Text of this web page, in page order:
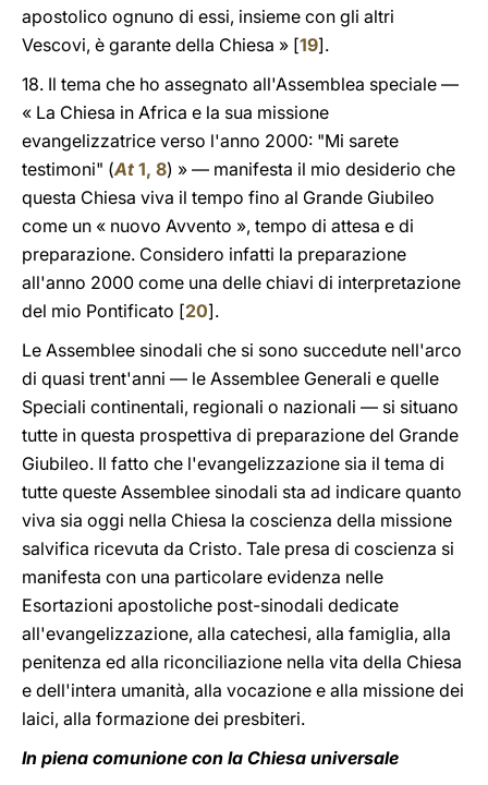
apostolico ognuno di essi, insieme con gli altri
Vescovi, è garante della Chiesa » [19].
18. Il tema che ho assegnato all'Assemblea speciale —
« La Chiesa in Africa e la sua missione
evangelizzatrice verso l'anno 2000: "Mi sarete
testimoni" (At 1, 8) » — manifesta il mio desiderio che
questa Chiesa viva il tempo fino al Grande Giubileo
come un « nuovo Avvento », tempo di attesa e di
preparazione. Considero infatti la preparazione
all'anno 2000 come una delle chiavi di interpretazione
del mio Pontificato [20].
Le Assemblee sinodali che si sono succedute nell'arco
di quasi trent'anni — le Assemblee Generali e quelle
Speciali continentali, regionali o nazionali — si situano
tutte in questa prospettiva di preparazione del Grande
Giubileo. Il fatto che l'evangelizzazione sia il tema di
tutte queste Assemblee sinodali sta ad indicare quanto
viva sia oggi nella Chiesa la coscienza della missione
salvifica ricevuta da Cristo. Tale presa di coscienza si
manifesta con una particolare evidenza nelle
Esortazioni apostoliche post-sinodali dedicate
all'evangelizzazione, alla catechesi, alla famiglia, alla
penitenza ed alla riconciliazione nella vita della Chiesa
e dell'intera umanità, alla vocazione e alla missione dei
laici, alla formazione dei presbiteri.
In piena comunione con la Chiesa universale